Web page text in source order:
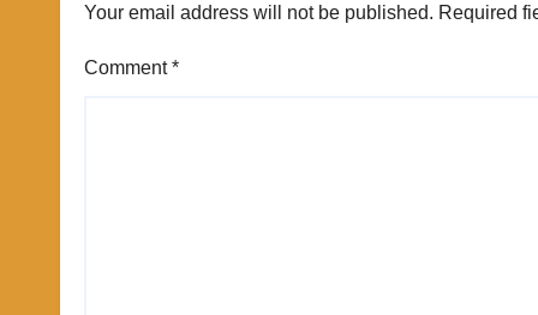
Your email address will not be published. Required
Comment*